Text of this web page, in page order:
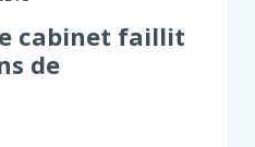
cabinet faillit
de